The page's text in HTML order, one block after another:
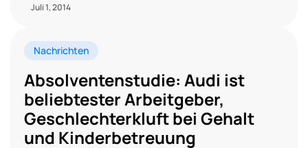
Juli 1, 2014
Nachrichten
Absolventenstudie: Audi ist
beliebtester Arbeitgeber,
Geschlechter­kluft bei Gehalt
und Kinderbetreuung